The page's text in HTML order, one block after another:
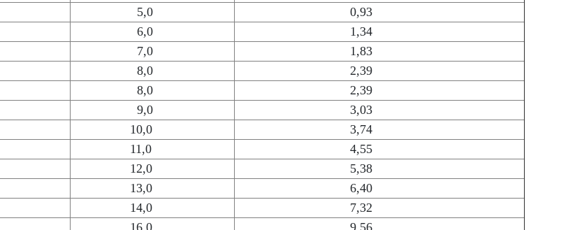
5,0
0,93
6,0
1,34
7,0
1,83
8,0
2,39
8,0
2,39
9,0
3,03
10,0
3,74
11,0
4,55
12,0
5,38
13,0
6,40
14,0
7,32
16,0 9,56